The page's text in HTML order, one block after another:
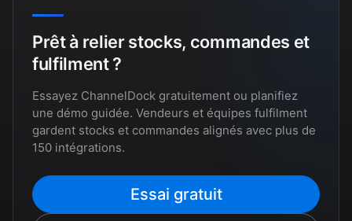
Prêt à relier stocks, commandes et
fulfilment ?
Essayez ChannelDock gratuitement ou planifiez
une démo guidée. Vendeurs et équipes fulfilment
gardent stocks et commandes alignés avec plus de
150 intégrations.
Essai gratuit